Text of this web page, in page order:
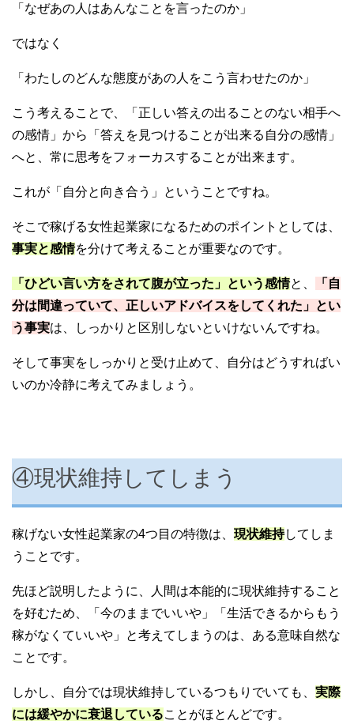
「なぜあの人はあんなことを言ったのか」
ではなく
「わたしのどんな態度があの人をこう言わせたのか」
こう考えることで、「正しい答えの出ることのない相手へ
の感情」から「答えを見つけることが出来る自分の感情」
へと、常に思考をフォーカスすることが出来ます。
これが「自分と向き合う」ということですね。
そこで稼げる女性起業家になるためのポイントとしては、
事実と感情を分けて考えることが重要なのです。
「ひどい言い方をされて腹が立った」という感情と、
「自
分は間違っていて、正しいアドバイスをしてくれた」とい
う事実は、しっかりと区別しないといけないんですね。
そして事実をしっかりと受け止めて、自分はどうすればい
いのか冷静に考えてみましょう。
④現状維持してしまう
稼げない女性起業家の4つ目の特徴は、 現状維持してしま
うことです。
先ほど説明したように、人間は本能的に現状維持すること
を好むため、「今のままでいいや」「生活できるからもう
稼がなくていいや」と考えてしまうのは、ある意味自然な
ことです。
しかし、自分では現状維持しているつもりでいても、 実際
には緩やかに衰退していることがほとんどです。